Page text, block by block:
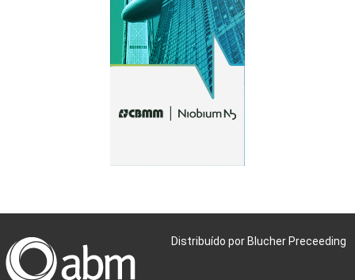
Distribuído por Blucher Preceeding